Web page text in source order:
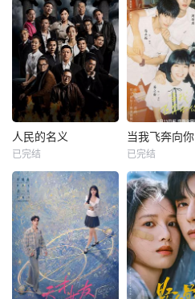
人民的名义
已完结
当我飞奔向你
已完结